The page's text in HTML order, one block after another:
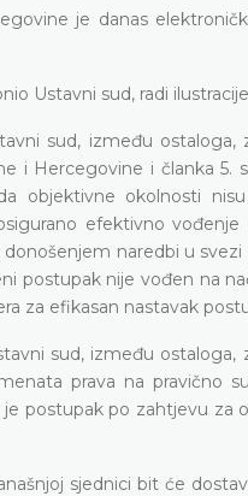
je danas
Ustavni sud, radi
sud, između ostaloga,
i Hercegovine i članka
objektivne okolnosti
efektivno
naredbi u
postupak nije vođen na
za efikasan nastavak
sud, između ostaloga,
prava na pravično
postupak po zahtjevu za
sjednici bit će